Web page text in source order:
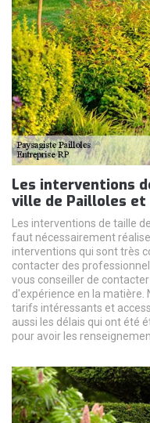
Les interventions
ville de Pailloles et
Les interventions de taille
faut nécessairement
interventions qui sont très
contacter des
vous conseiller de
d'expérience en la matière.
tarifs intéressants et
aussi les délais qui ont été
pour avoir les